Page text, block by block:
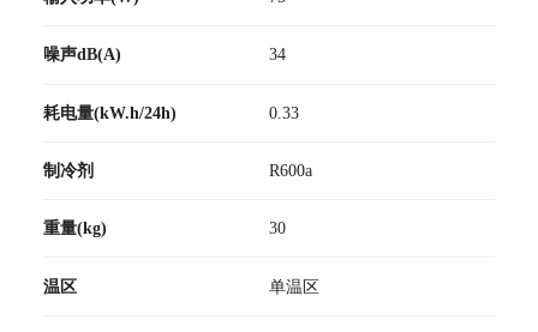
噪声dB(A) 34
耗电量(kW.h/24h) 0.33
制冷剂 R600a
重量(kg) 30
温区 单温区